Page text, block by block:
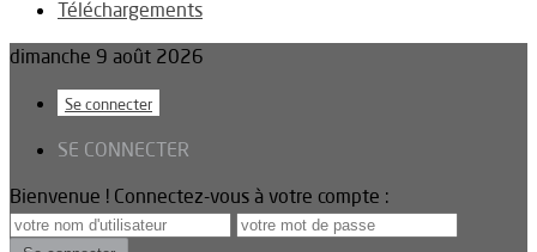
Téléchargements
dimanche 9 août 2026
Se connecter
SE CONNECTER
Bienvenue ! Connectez-vous à votre compte :